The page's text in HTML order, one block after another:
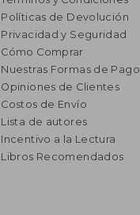
$ 3.493
Políticas de Devolución
Privacidad y Seguridad
Cómo Comprar
Nuestras Formas de Pago
Opiniones de Clientes
Costos de Envío
Lista de autores
Incentivo a la Lectura
Libros Recomendados